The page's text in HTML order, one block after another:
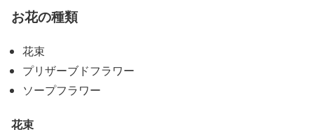
お花の種類
花束
プリザーブドフラワー
ソープフラワー
花束